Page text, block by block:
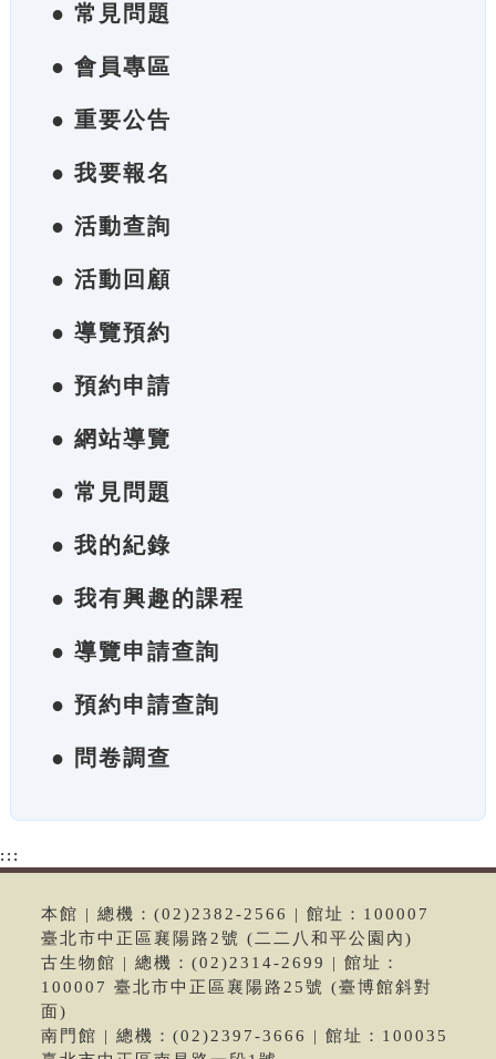
● 常見問題
● 會員專區
● 重要公告
● 我要報名
● 活動查詢
● 活動回顧
● 導覽預約
● 預約申請
● 網站導覽
● 常見問題
● 我的紀錄
● 我有興趣的課程
● 導覽申請查詢
● 預約申請查詢
● 問卷調查
:::
本館 | 總機：(02)2382-2566 | 館址：100007
臺北市中正區襄陽路2號 (二二八和平公園內)
古生物館 | 總機：(02)2314-2699 | 館址：
100007 臺北市中正區襄陽路25號 (臺博館斜對
面)
南門館 | 總機：(02)2397-3666 | 館址：100035